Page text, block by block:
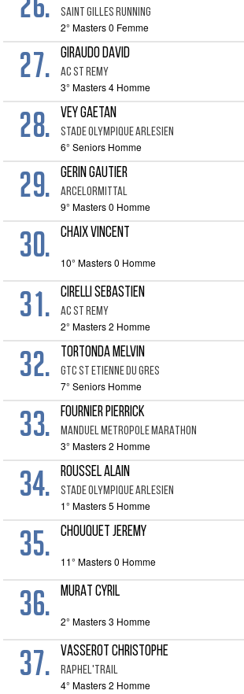
SAINT GILLES RUNNING
2° Masters 0 Femme
27. GIRAUDO DAVID
AC ST REMY
3° Masters 4 Homme
28. VEY GAETAN
STADE OLYMPIQUE ARLESIEN
6° Seniors Homme
29. GERIN GAUTIER
ARCELORMITTAL
9° Masters 0 Homme
30. CHAIX VINCENT
10° Masters 0 Homme
31. CIRELLI SEBASTIEN
AC ST REMY
2° Masters 2 Homme
32. TORTONDA MELVIN
GTC ST ETIENNE DU GRES
7° Seniors Homme
33. FOURNIER PIERRICK
MANDUEL METROPOLE MARATHON
3° Masters 2 Homme
34. ROUSSEL ALAIN
STADE OLYMPIQUE ARLESIEN
1° Masters 5 Homme
35. CHOUQUET JEREMY
11° Masters 0 Homme
36. MURAT CYRIL
2° Masters 3 Homme
37. VASSEROT CHRISTOPHE
RAPHEL'TRAIL
4° Masters 2 Homme